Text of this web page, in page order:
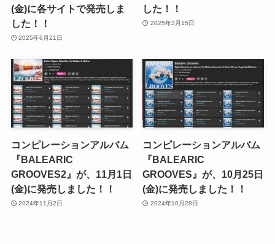
(金)に各サイトで発売しま
した！！
2025年6月21日
した！！
2025年3月15日
コンピレーションアルバム
『BALEARIC
GROOVES2』が、11月1日
(金)に発売しました！！
2024年11月2日
コンピレーションアルバム
『BALEARIC
GROOVES』が、10月25日
(金)に発売しました！！
2024年10月28日